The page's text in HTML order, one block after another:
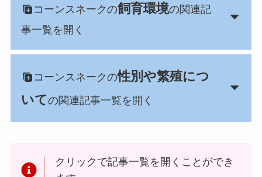
コーンスネークの飼育環境の関連記
事一覧を開く
コーンスネークの性別や繁殖につ
いての関連記事一覧を開く
クリックで記事一覧を開くことができ